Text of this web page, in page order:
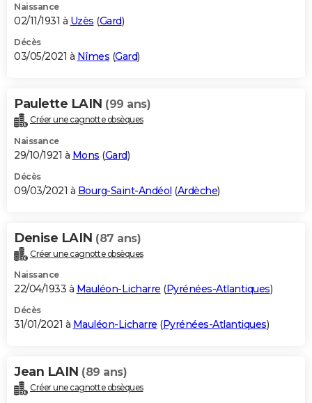
Naissance
02/11/1931 à Uzès (Gard)
Décès
03/05/2021 à Nîmes (Gard)
Paulette LAIN (99 ans)
Créer une cagnotte obsèques
Naissance
29/10/1921 à Mons (Gard)
Décès
09/03/2021 à Bourg-Saint-Andéol (Ardèche)
Denise LAIN (87 ans)
Créer une cagnotte obsèques
Naissance
22/04/1933 à Mauléon-Licharre (Pyrénées-Atlantiques)
Décès
31/01/2021 à Mauléon-Licharre (Pyrénées-Atlantiques)
Jean LAIN (89 ans)
Créer une cagnotte obsèques